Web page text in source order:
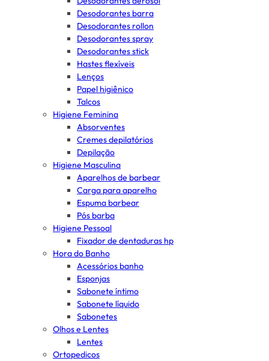
Desodorantes barra
Desodorantes rollon
Desodorantes spray
Desodorantes stick
Hastes flexíveis
Lenços
Papel higiênico
Talcos
Higiene Feminina
Absorventes
Cremes depilatórios
Depilação
Higiene Masculina
Aparelhos de barbear
Carga para aparelho
Espuma barbear
Pós barba
Higiene Pessoal
Fixador de dentaduras hp
Hora do Banho
Acessórios banho
Esponjas
Sabonete íntimo
Sabonete líquido
Sabonetes
Olhos e Lentes
Lentes
Ortopedicos